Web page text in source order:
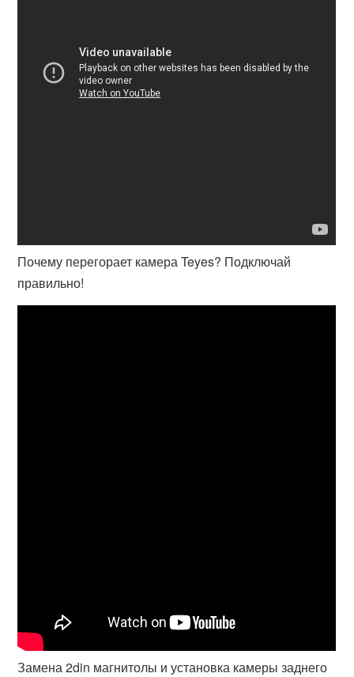
Почему перегорает камера Teyes? Подключай
правильно!
Замена 2din магнитолы и установка камеры заднего